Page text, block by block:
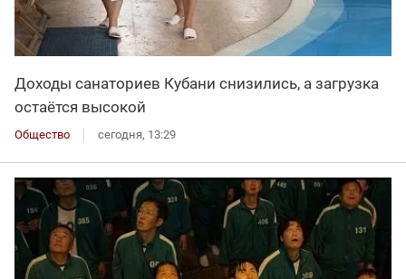
Доходы санаториев Кубани снизились, а загрузка
остаётся высокой
Общество сегодня, 13:29